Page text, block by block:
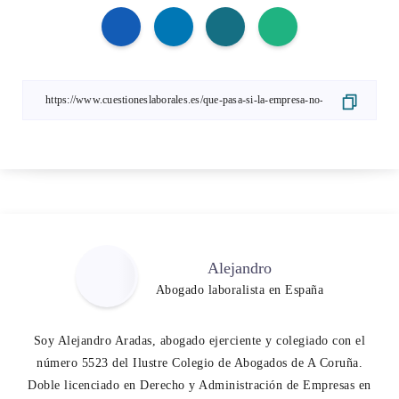
Alejandro
Abogado laboralista en España
Soy Alejandro Aradas, abogado ejerciente y colegiado con el
número 5523 del Ilustre Colegio de Abogados de A Coruña.
Doble licenciado en Derecho y Administración de Empresas en